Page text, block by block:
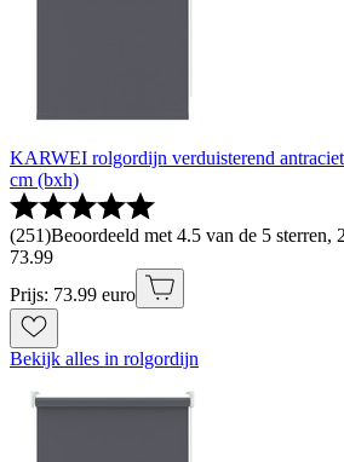
KARWEI rolgordijn verduisterend
cm (bxh)
(251)Beoordeeld met 4.5 van de 5 sterren,
73.99
Prijs: 73.99 euro
Bekijk alles in rolgordijn